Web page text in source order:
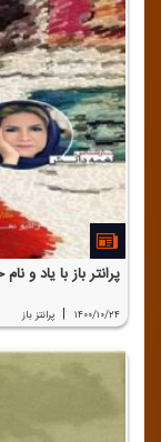
پرانتر باز با یاد
۱۴۰۰/۱۰/۲۴ | پرانتز باز